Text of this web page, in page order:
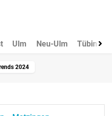
Ulm Neu-Ulm Tübingen
2024